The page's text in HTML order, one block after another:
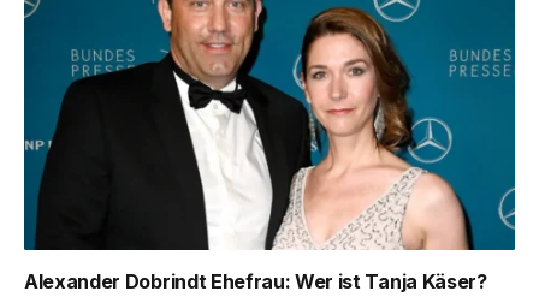
Alexander Dobrindt Ehefrau: Wer ist Tanja Käser?